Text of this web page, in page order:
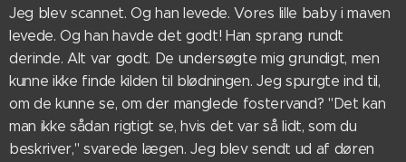
Jeg blev scannet. Og han levede. Vores lille baby i maven
levede. Og han havde det godt! Han sprang rundt
derinde. Alt var godt. De undersøgte mig grundigt, men
kunne ikke finde kilden til blødningen. Jeg spurgte ind til,
om de kunne se, om der manglede fostervand? "Det kan
man ikke sådan rigtigt se, hvis det var så lidt, som du
beskriver," svarede lægen. Jeg blev sendt ud af døren